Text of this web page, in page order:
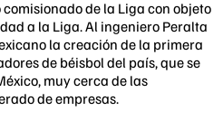
de la Liga con objeto
a la Liga. Al ingeniero Peralta
la creación de la primera
de béisbol del país, que se
muy cerca de las
de empresas.